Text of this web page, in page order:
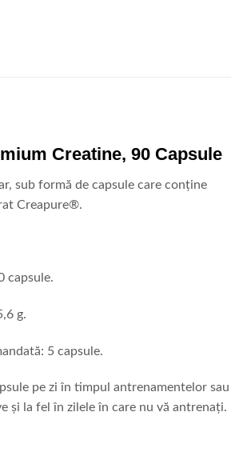
Creatine, 90 Capsule
sub formă de capsule care conține
Creapure®.
capsule.
g.
5 capsule.
pe zi în timpul antrenamentelor sau
și la fel în zilele în care nu vă antrenați.